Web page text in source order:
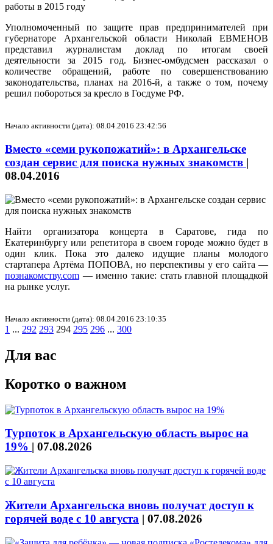
Уполномоченный по защите прав предпринимателей при
губернаторе Архангельской области Николай ЕВМЕНОВ
представил журналистам доклад по итогам своей
деятельности за 2015 год. Бизнес-омбудсмен рассказал о
количестве обращений, работе по совершенствованию
законодательства, планах на 2016-й, а также о том, почему
решил побороться за кресло в Госдуме РФ.
Начало активности (дата): 08.04.2016 23:42:56
Вместо «семи рукопожатий»: в Архангельске
создан сервис для поиска нужных знакомств |
08.04.2016
Найти организатора концерта в Саратове, гида по
Екатеринбургу или репетитора в своем городе можно будет в
один клик. Пока это далеко идущие планы молодого
стартапера Артёма ПОПОВА, но перспективы у его сайта —
познакомству.com — именно такие: стать главной площадкой
на рынке услуг.
Начало активности (дата): 08.04.2016 23:10:35
1 ... 292 293 294 295 296 ... 300
Для вас
Коротко о важном
Турпоток в Архангельскую область вырос на
19% | 07.08.2026
Жители Архангельска вновь получат доступ к
горячей воде с 10 августа | 07.08.2026